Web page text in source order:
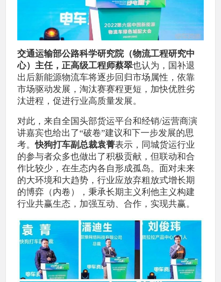
交通运输部公路科学研究院（物流工程研究中
心）主任，正高级工程师蔡翠也认为，国补退
出后新能源物流车将逐步回归市场属性，依靠
市场驱动发展，淘汰赛赛程更短，加快优胜劣
汰进程，促进行业高质量发展。
对此，来自全国头部货运平台和经销/运营商演
讲嘉宾也给出了“破卷”建议和下一步发展的思
考。快狗打车副总裁袁菁表示，同城货运行业
的参与者众多也做出了积极贡献，但联动和合
作比较少，在生态内各自形成孤岛。面对未来
的大环境和大趋势，行业应放弃粗放式增长期
的博弈（内卷），秉承长期主义利他主义构建
行业共赢生态，加强互动、合作，实现共赢。